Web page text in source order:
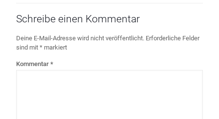
Schreibe einen Kommentar
Deine E-Mail-Adresse wird nicht veröffentlicht. Erforderliche Felder
sind mit * markiert
Kommentar *